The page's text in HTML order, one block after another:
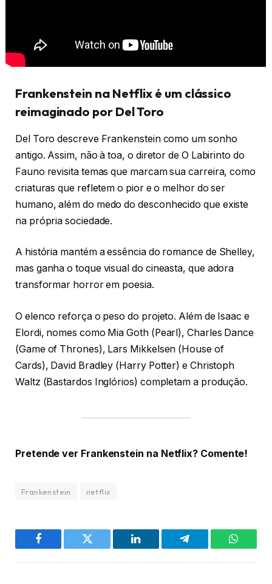
Frankenstein na Netflix é um clássico
reimaginado por Del Toro
Del Toro descreve Frankenstein como um sonho
antigo. Assim, não à toa, o diretor de O Labirinto do
Fauno revisita temas que marcam sua carreira, como
criaturas que refletem o pior e o melhor do ser
humano, além do medo do desconhecido que existe
na própria sociedade.
A história mantém a essência do romance de Shelley,
mas ganha o toque visual do cineasta, que adora
transformar horror em poesia.
O elenco reforça o peso do projeto. Além de Isaac e
Elordi, nomes como Mia Goth (Pearl), Charles Dance
(Game of Thrones), Lars Mikkelsen (House of
Cards), David Bradley (Harry Potter) e Christoph
Waltz (Bastardos Inglórios) completam a produção.
Pretende ver Frankenstein na Netflix? Comente!
Frankenstein netflix
Facebook Twitter LinkedIn Telegram